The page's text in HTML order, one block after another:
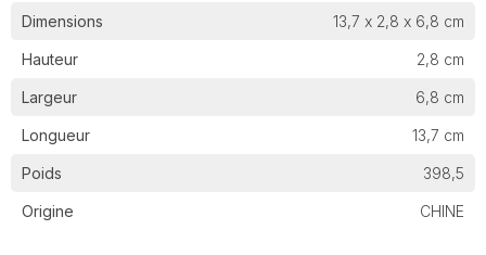
Dimensions 13,7 x 2,8 x 6,8 cm
Hauteur 2,8 cm
Largeur 6,8 cm
Longueur 13,7 cm
Poids 398,5
Origine CHINE